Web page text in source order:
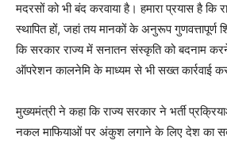
मदरसों को भी बंद करवाया है। हमारा प्रयास है कि
स्थापित हों, जहां तय मानकों के अनुरूप गुणवत्तापूर्ण
कि सरकार राज्य में सनातन संस्कृति को बदनाम करने
ऑपरेशन कालनेमि के माध्यम से भी सख्त कार्रवाई
मुख्यमंत्री ने कहा कि राज्य सरकार ने भर्ती
नकल माफियाओं पर अंकुश लगाने के लिए देश का